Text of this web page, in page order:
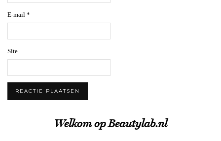
E-mail *
Site
Welkom op Beautylab.nl